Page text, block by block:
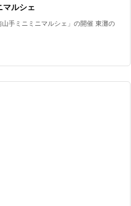
マルシェ
手ミニミニマルシェ」の開催 東灘の